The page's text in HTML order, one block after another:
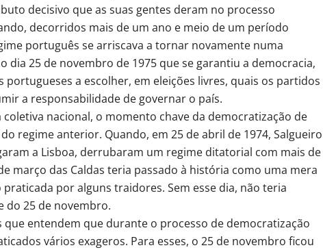
decisivo que as suas gentes deram no processo
decorridos mais de um ano e meio de um período
português se arriscava a tornar novamente numa
dia 25 de novembro de 1975 que se garantiu a democracia,
portugueses a escolher, em eleições livres, quais os partidos
a responsabilidade de governar o país.
nacional, o momento chave da democratização de
regime anterior. Quando, em 25 de abril de 1974, Salgueiro
a Lisboa, derrubaram um regime ditatorial com mais de
março das Caldas teria passado à história como uma mera
por alguns traidores. Sem esse dia, não teria
do 25 de novembro.
entendem que durante o processo de democratização
vários exageros. Para esses, o 25 de novembro ficou